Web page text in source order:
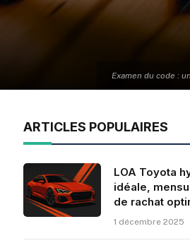
Examen du code :
ARTICLES POPULAIRES
LOA Toyota
idéale,
de rachat
1 décembre 2025